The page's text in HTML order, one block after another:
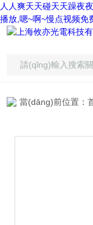
人人爽天天碰天天躁夜
播放,嗯~啊~慢点视频免
當(dāng)前位置：